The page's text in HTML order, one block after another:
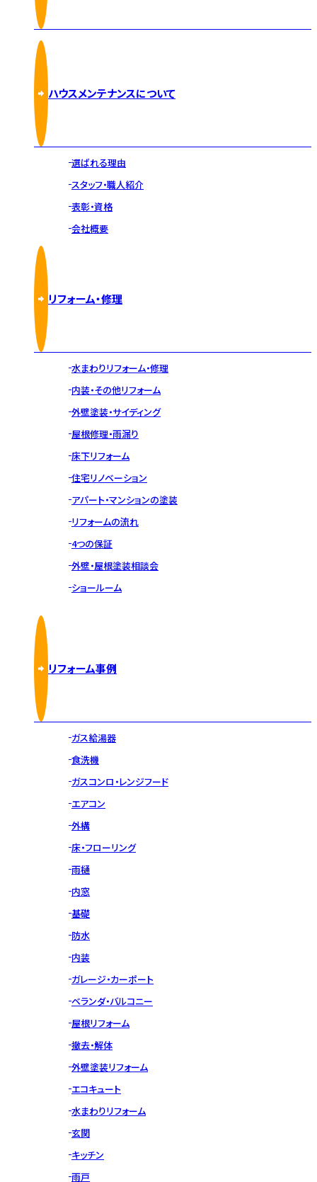
ハウスメンテナンスについて
選ばれる理由
スタッフ・職人紹介
表彰・資格
会社概要
リフォーム・修理
水まわりリフォーム・修理
内装・その他リフォーム
外壁塗装・サイディング
屋根修理・雨漏り
床下リフォーム
住宅リノベーション
アパート・マンションの塗装
リフォームの流れ
4つの保証
外壁・屋根塗装相談会
ショールーム
リフォーム事例
ガス給湯器
食洗機
ガスコンロ・レンジフード
エアコン
外構
床・フローリング
雨樋
内窓
基礎
防水
内装
ガレージ・カーポート
ベランダ・バルコニー
屋根リフォーム
撤去・解体
外壁塗装リフォーム
エコキュート
水まわりリフォーム
玄関
キッチン
雨戸